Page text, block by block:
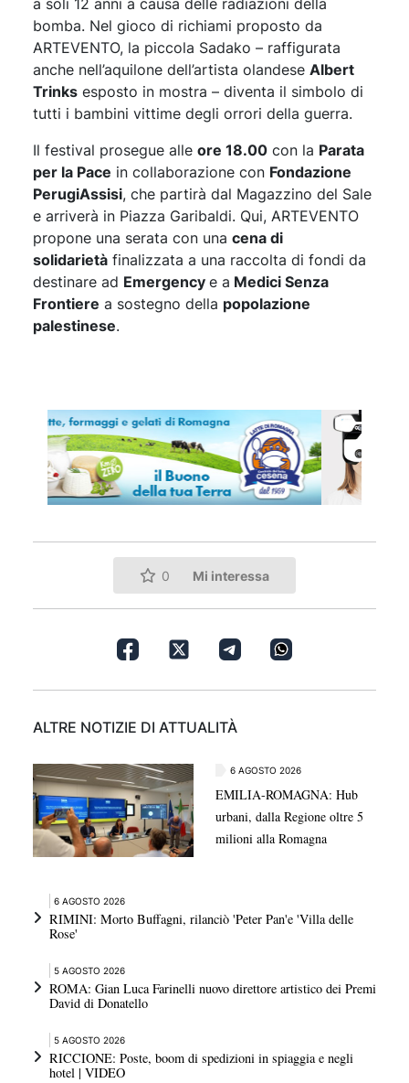
bomba. Nel gioco di richiami proposto da
ARTEVENTO, la piccola Sadako – raffigurata
anche nell’aquilone dell’artista olandese Albert
Trinks esposto in mostra – diventa il simbolo di
tutti i bambini vittime degli orrori della guerra.
Il festival prosegue alle ore 18.00 con la Parata
per la Pace in collaborazione con Fondazione
PerugiAssisi, che partirà dal Magazzino del Sale
e arriverà in Piazza Garibaldi. Qui, ARTEVENTO
propone una serata con una cena di
solidarietà finalizzata a una raccolta di fondi da
destinare ad Emergency e a Medici Senza
Frontiere a sostegno della popolazione
palestinese.
0 Mi interessa
ALTRE NOTIZIE DI ATTUALITÀ
6 AGOSTO 2026
EMILIA-ROMAGNA: Hub
urbani, dalla Regione oltre 5
milioni alla Romagna
6 AGOSTO 2026
RIMINI: Morto Buffagni, rilanciò 'Peter Pan'e 'Villa delle
Rose'
5 AGOSTO 2026
ROMA: Gian Luca Farinelli nuovo direttore artistico dei Premi
David di Donatello
5 AGOSTO 2026
RICCIONE: Poste, boom di spedizioni in spiaggia e negli
hotel | VIDEO